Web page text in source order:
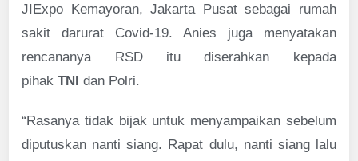
JIExpo Kemayoran, Jakarta Pusat sebagai rumah
sakit darurat Covid-19. Anies juga menyatakan
rencananya RSD itu diserahkan kepada
pihakTNI dan Polri.
“Rasanya tidak bijak untuk menyampaikan sebelum
diputuskan nanti siang. Rapat dulu, nanti siang lalu